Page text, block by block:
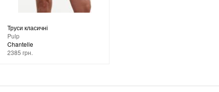
Труси класичні
Pulp
Chantelle
2385 грн.